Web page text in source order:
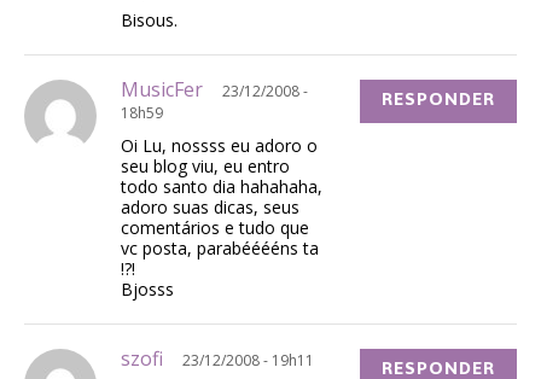
Bisous.
MusicFer
23/12/2008 -
18h59
Oi Lu, nossss eu adoro o
seu blog viu, eu entro
todo santo dia hahahaha,
adoro suas dicas, seus
comentários e tudo que
vc posta, parabééééns ta
!?!
Bjosss
RESPONDER
szofi 23/12/2008 - 19h11 RESPONDER